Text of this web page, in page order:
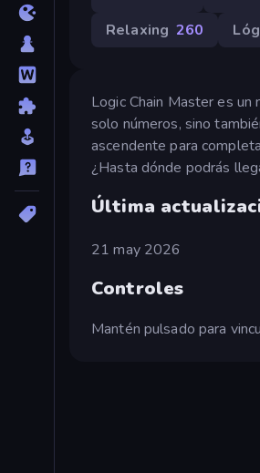
Relaxing 260
Logic Chain Master es un
solo números, sino
ascendente para
¿Hasta dónde podrás
Última
21 may 2026
Controles
Mantén pulsado para